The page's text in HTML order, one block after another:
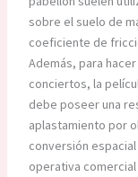
sobre el suelo de
coeficiente de
Además, para
conciertos, la
debe poseer una
aplastamiento por
conversión
operativa